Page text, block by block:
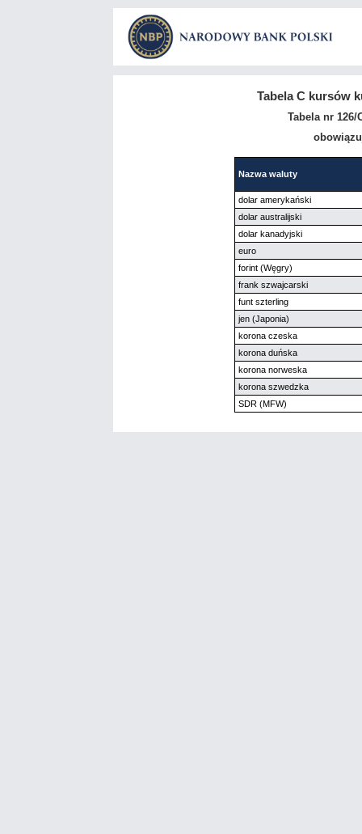
Tabela C kursów
Tabela nr 126/
Nazwa waluty
dolar amerykański
dolar australijski
dolar kanadyjski
euro
forint (Węgry)
frank szwajcarski
funt szterling
jen (Japonia)
korona czeska
korona duńska
korona norweska
korona szwedzka
SDR (MFW)